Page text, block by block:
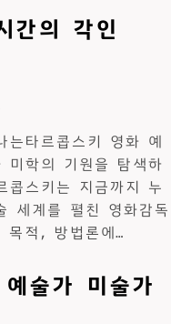
간의 각인
타르콥스키 영화 예
미학의 기원을 탐색하
콥스키는 지금까지 누
세계를 펼친 영화감독
목적, 방법론에…
예술가 미술가